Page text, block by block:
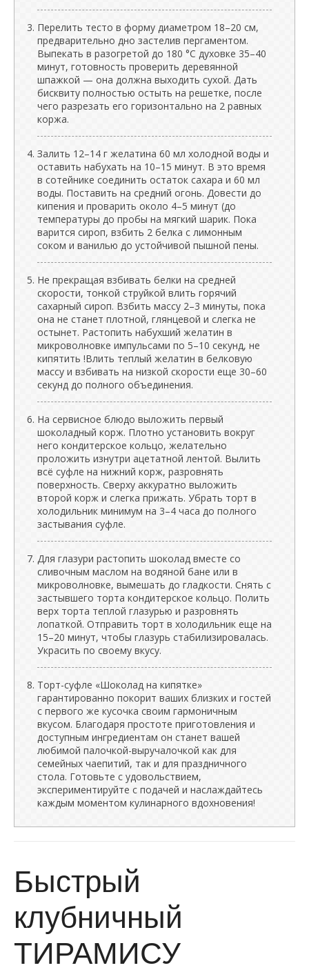
Перелить тесто в форму диаметром 18–20 см,
предварительно дно застелив пергаментом.
Выпекать в разогретой до 180 °C духовке 35–40
минут, готовность проверить деревянной
шпажкой — она должна выходить сухой. Дать
бисквиту полностью остыть на решетке, после
чего разрезать его горизонтально на 2 равных
коржа.
Залить 12–14 г желатина 60 мл холодной воды и
оставить набухать на 10–15 минут. В это время
в сотейнике соединить остаток сахара и 60 мл
воды. Поставить на средний огонь. Довести до
кипения и проварить около 4–5 минут (до
температуры до пробы на мягкий шарик. Пока
варится сироп, взбить 2 белка с лимонным
соком и ванилью до устойчивой пышной пены.
Не прекращая взбивать белки на средней
скорости, тонкой струйкой влить горячий
сахарный сироп. Взбить массу 2–3 минуты, пока
она не станет плотной, глянцевой и слегка не
остынет. Растопить набухший желатин в
микроволновке импульсами по 5–10 секунд, не
кипятить !Влить теплый желатин в белковую
массу и взбивать на низкой скорости еще 30–60
секунд до полного объединения.
На сервисное блюдо выложить первый
шоколадный корж. Плотно установить вокруг
него кондитерское кольцо, желательно
проложить изнутри ацетатной лентой. Вылить
всё суфле на нижний корж, разровнять
поверхность. Сверху аккуратно выложить
второй корж и слегка прижать. Убрать торт в
холодильник минимум на 3–4 часа до полного
застывания суфле.
Для глазури растопить шоколад вместе со
сливочным маслом на водяной бане или в
микроволновке, вымешать до гладкости. Снять с
застывшего торта кондитерское кольцо. Полить
верх торта теплой глазурью и разровнять
лопаткой. Отправить торт в холодильник еще на
15–20 минут, чтобы глазурь стабилизировалась.
Украсить по своему вкусу.
Торт-суфле «Шоколад на кипятке»
гарантированно покорит ваших близких и гостей
с первого же кусочка своим гармоничным
вкусом. Благодаря простоте приготовления и
доступным ингредиентам он станет вашей
любимой палочкой-выручалочкой как для
семейных чаепитий, так и для праздничного
стола. Готовьте с удовольствием,
экспериментируйте с подачей и наслаждайтесь
каждым моментом кулинарного вдохновения!
Быстрый
клубничный
ТИРАМИСУ